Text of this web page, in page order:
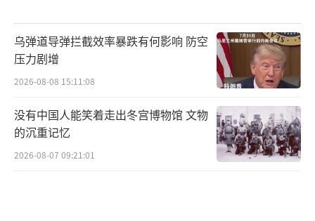
靠“交易艺术”玩转国际舞台。
可惜的是，这一次资本市场和国际社会不
再买账。内部，遭遇中期选举和反对派强烈抵
制；外部，贸易对手早已积累反制经验。连他
最引以为傲的对华关税，也以尴尬的“缩减3
0%”画上了句号。
乌弹道导弹拦截效率暴跌有何影响 防空
压力剧增
2026-08-08 15:11:08
没有中国人能笑着走出冬宫博物馆 文物
的沉重记忆
2026-08-07 09:21:01